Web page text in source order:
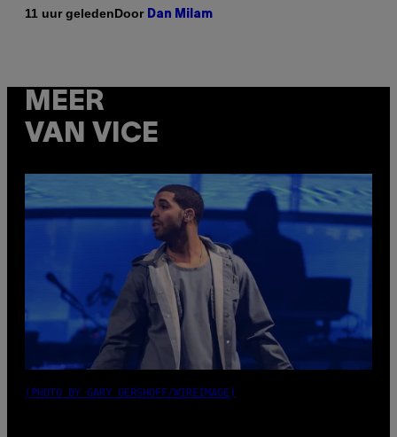
11 uur geledenDoor Dan Milam
MEER
VAN VICE
(PHOTO BY GARY GERSHOFF/WIREIMAGE)